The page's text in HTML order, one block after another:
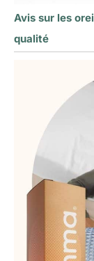
Avis sur les
qualité